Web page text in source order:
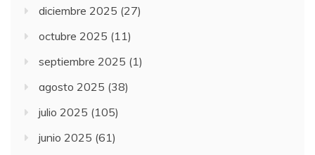
diciembre 2025 (27)
octubre 2025 (11)
septiembre 2025 (1)
agosto 2025 (38)
julio 2025 (105)
junio 2025 (61)